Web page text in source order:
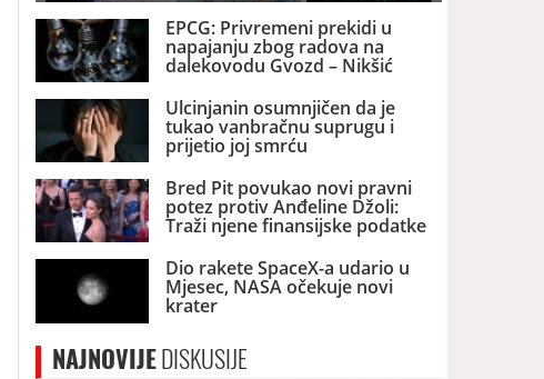
EPCG: Privremeni prekidi u
napajanju zbog radova na
dalekovodu Gvozd – Nikšić
Ulcinjanin osumnjičen da je
tukao vanbračnu suprugu i
prijetio joj smrću
Bred Pit povukao novi pravni
potez protiv Anđeline Džoli:
Traži njene finansijske podatke
Dio rakete SpaceX-a udario u
Mjesec, NASA očekuje novi
krater
NAJNOVIJEDISKUSIJE